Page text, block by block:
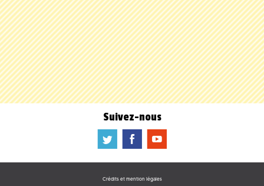
Suivez-nous
a b f
Crédits et mention légales